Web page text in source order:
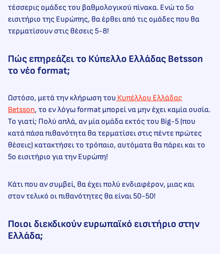
τέσσερις ομάδες του βαθμολογικού πίνακα. Ενώ το 5ο
εισιτήριο της Ευρώπης, θα έρθει από τις ομάδες που θα
τερματίσουν στις θέσεις 5-8!
Πώς επηρεάζει το Κύπελλο Ελλάδας Betsson
το νέο format;
Ωστόσο, μετά την κλήρωση του Κυπέλλου Ελλάδας
Betsson, το εν λόγω format μπορεί να μην έχει καμία ουσία.
Το γιατί; Πολύ απλά, αν μία ομάδα εκτός του Big-5 (που
κατά πάσα πιθανότητα θα τερματίσει στις πέντε πρώτες
θέσεις) κατακτήσει το τρόπαιο, αυτόματα θα πάρει και το
5ο εισιτήριο για την Ευρώπη!
Κάτι που αν συμβεί, θα έχει πολύ ενδιαφέρον, μιας και
στον τελικό οι πιθανότητες θα είναι 50-50!
Ποιοι διεκδικούν ευρωπαϊκό εισιτήριο στην
Ελλάδα;